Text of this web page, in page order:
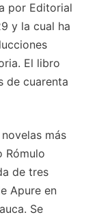
por Editorial
y la cual ha
El libro
de cuarenta
más
Rómulo
de tres
Apure en
Se